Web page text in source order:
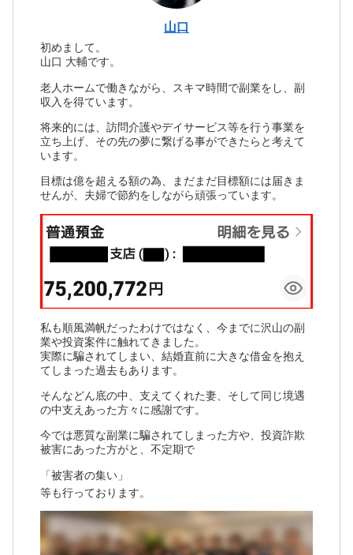
山口
初めまして。
山口 大輔です。
老人ホームで働きながら、スキマ時間で副業をし、副
収入を得ています。
将来的には、訪問介護やデイサービス等を行う事業を
立ち上げ、その先の夢に繋げる事ができたらと考えて
います。
目標は億を超える額の為、まだまだ目標額には届きま
せんが、夫婦で節約をしながら頑張っています。
私も順風満帆だったわけではなく、今までに沢山の副
業や投資案件に触れてきました。
実際に騙されてしまい、結婚直前に大きな借金を抱え
てしまった過去もあります。
そんなどん底の中、支えてくれた妻、そして同じ境遇
の中支えあった方々に感謝です。
今では悪質な副業に騙されてしまった方や、投資詐欺
被害にあった方がと、不定期で
「被害者の集い」
等も行っております。